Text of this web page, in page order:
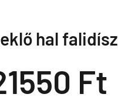
hal falidísz
Ft